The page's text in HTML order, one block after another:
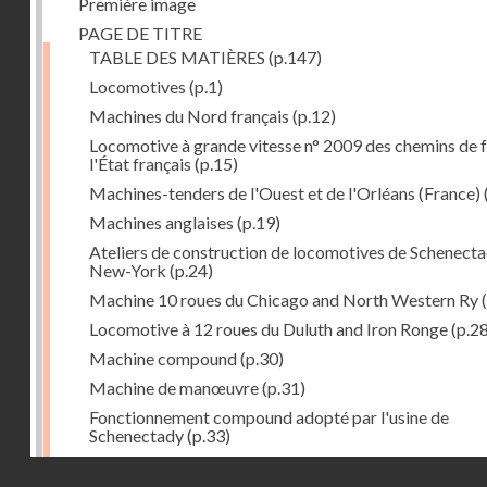
PAGE DE TITRE
TABLE DES MATIÈRES (p.147)
Locomotives (p.1)
Machines du Nord français (p.12)
Locomotive à grande vitesse n° 2009 des chemins de
l'État français (p.15)
Machines-tenders de l'Ouest et de l'Orléans (France)
Machines anglaises (p.19)
Ateliers de construction de locomotives de
New-York (p.24)
Machine 10 roues du Chicago and North Western Ry
Locomotive à 12 roues du Duluth and Iron Ronge
Machine compound(p.30)
Machine de manœuvre(p.31)
Fonctionnement compound adopté par l'usine de
Schenectady(p.33)